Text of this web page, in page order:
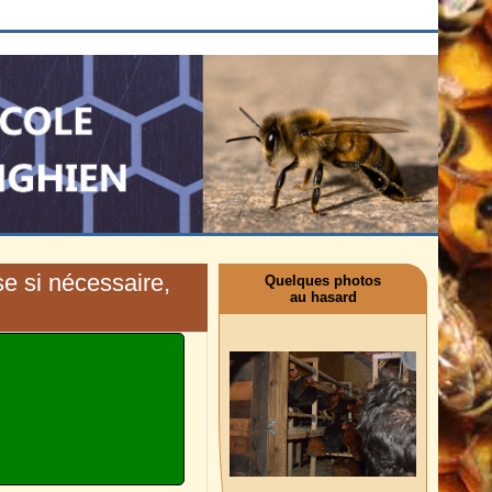
si nécessaire,
Quelques photos
au hasard